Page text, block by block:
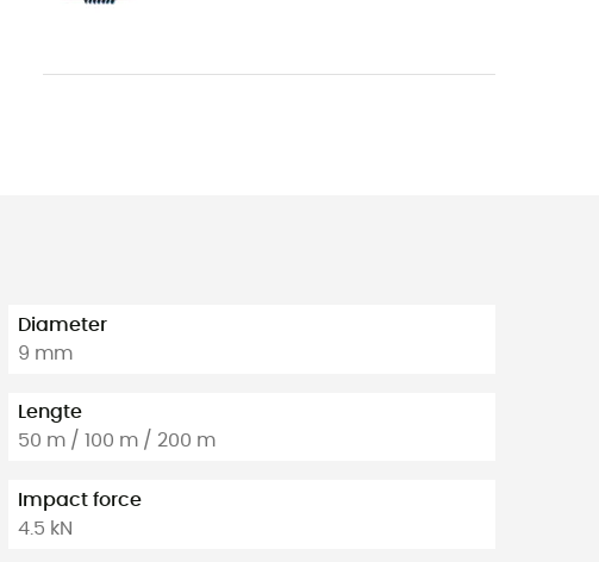
Diameter
9 mm
Lengte
50 m / 100 m / 200 m
Impact force
4.5 kN